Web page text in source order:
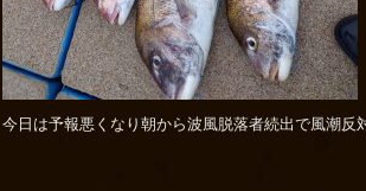
今日は予報悪くなり朝から波風脱落者続出で風潮反